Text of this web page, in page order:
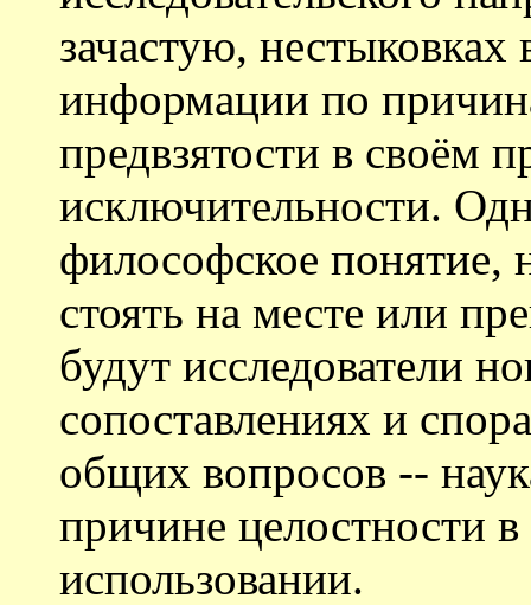
зачастую,
информации по
предвзятости в своём
исключительности.
философское понятие,
стоять на месте или
будут исследователи
сопоставлениях и
общих вопросов --
причине целостности
использовании.